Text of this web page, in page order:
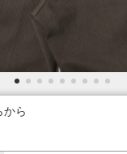
から